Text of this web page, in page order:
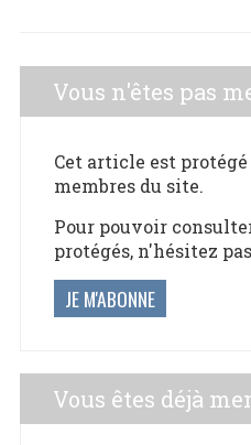
Vous n'êtes pas
Cet article est
membres du site.
Pour pouvoir
protégés, n'hésitez
JE M'ABONNE
Vous êtes déjà